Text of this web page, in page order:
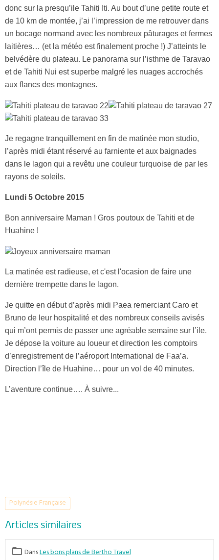
donc sur la presqu’ile Tahiti Iti. Au bout d’une petite route et
de 10 km de montée, j’ai l’impression de me retrouver dans
un bocage normand avec les nombreux pâturages et fermes
laitières… (et la météo est finalement proche !) J’atteints le
belvédère du plateau. Le panorama sur l’isthme de Taravao
et de Tahiti Nui est superbe malgré les nuages accrochés
aux flancs des montagnes.
Je regagne tranquillement en fin de matinée mon studio,
l’après midi étant réservé au farniente et aux baignades
dans le lagon qui a revêtu une couleur turquoise de par les
rayons de soleils.
Lundi 5 Octobre 2015
Bon anniversaire Maman ! Gros poutoux de Tahiti et de
Huahine !
La matinée est radieuse, et c'est l'ocasion de faire une
dernière trempette dans le lagon.
Je quitte en début d’après midi Paea remerciant Caro et
Bruno de leur hospitalité et des nombreux conseils avisés
qui m’ont permis de passer une agréable semaine sur l’ile.
Je dépose la voiture au loueur et direction les comptoirs
d’enregistrement de l’aéroport International de Faa’a.
Direction l’île de Huahine… pour un vol de 40 minutes.
L’aventure continue…. À suivre...
Polynésie Française
Articles similaires
DansLes bons plans de Bertho Travel